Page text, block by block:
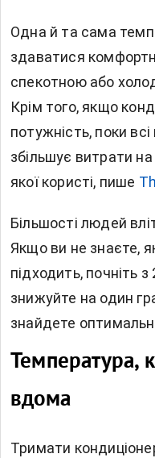
Одна й та сама
здаватися
спекотною або
Крім того, якщо
потужність, поки
збільшує витрати
якої користі, пише
Більшості людей
Якщо ви не знаєте,
підходить, почніть
знижуйте на один
знайдете
Температура,
вдома
Тримати